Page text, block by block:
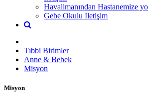
Havalimanından Hastanemize
Gebe Okulu İletişim
Tıbbi Birimler
Anne & Bebek
Misyon
Misyon